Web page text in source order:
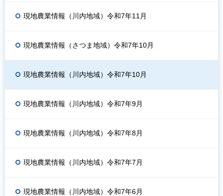
現地農業情報（川内地域）令和7年11月
現地農業情報（さつま地域）令和7年10月
現地農業情報（川内地域）令和7年10月
現地農業情報（川内地域）令和7年9月
現地農業情報（川内地域）令和7年8月
現地農業情報（川内地域）令和7年7月
現地農業情報（川内地域）令和7年6月